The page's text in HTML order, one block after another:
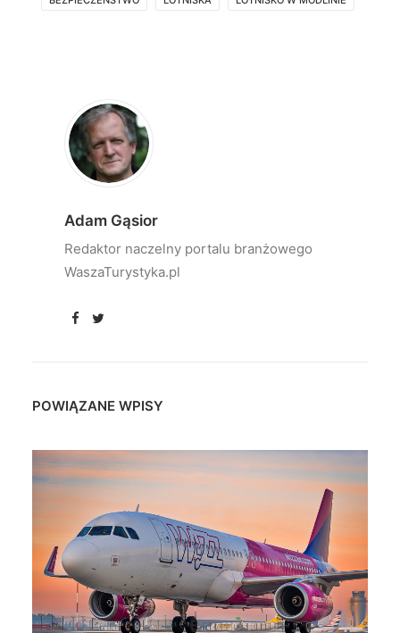
Adam Gąsior
Redaktor naczelny portalu branżowego
WaszaTurystyka.pl
POWIĄZANE WPISY